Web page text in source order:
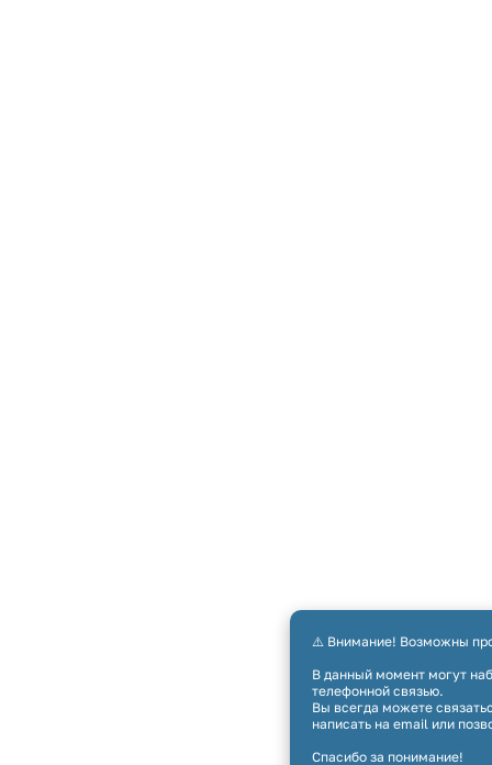
⚠️ Внимание! Возможны
В данный момент могут
телефонной связью.
Вы всегда можете
написать на email или
Спасибо за понимание!